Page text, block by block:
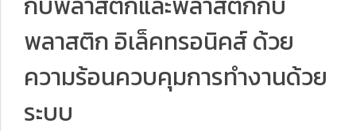
พลาสติก อิเล็คทรอนิคส์ ด้วย
ความร้อนควบคุมการทำงานด้วย
ระบบ